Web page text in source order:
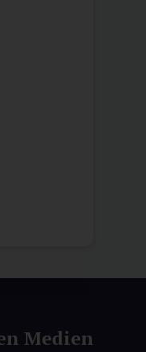
Medien